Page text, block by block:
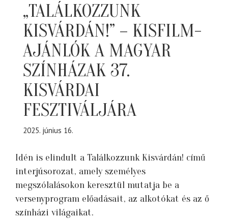
„TALÁLKOZZUNK
KISVÁRDÁN!” – KISFILM-
AJÁNLÓK A MAGYAR
SZÍNHÁZAK 37.
KISVÁRDAI
FESZTIVÁLJÁRA
2025. június 16.
Idén is elindult a Találkozzunk Kisvárdán! című
interjúsorozat, amely személyes
megszólalásokon keresztül mutatja be a
versenyprogram előadásait, az alkotókat és az ő
színházi világaikat.